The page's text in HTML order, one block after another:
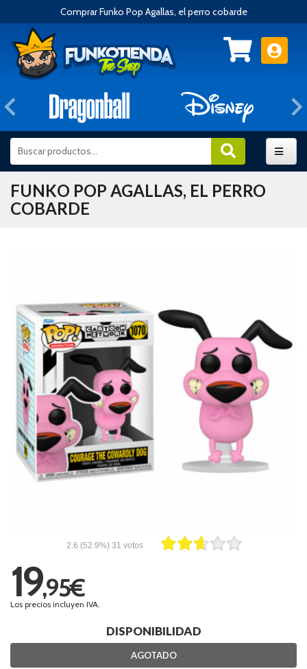
Comprar Funko Pop Agallas, el perro cobarde
Anterior
FUNKO POP AGALLAS, EL PERRO
COBARDE
2.6 (52.9%) 31 votos
19,95€
Los precios incluyen IVA.
DISPONIBILIDAD
AGOTADO